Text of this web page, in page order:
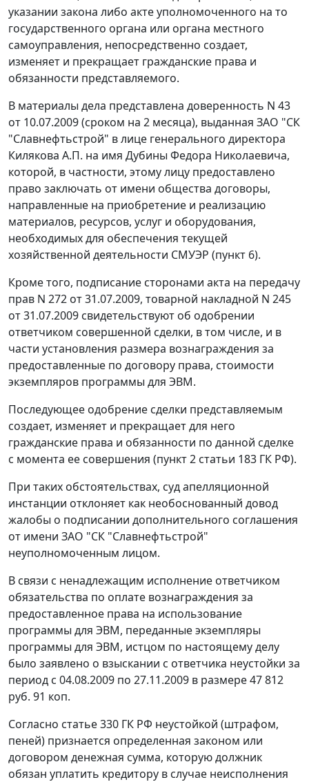
указании закона либо акте уполномоченного на то
государственного органа или органа местного
самоуправления, непосредственно создает,
изменяет и прекращает гражданские права и
обязанности представляемого.
В материалы дела представлена доверенность N 43
от 10.07.2009 (сроком на 2 месяца), выданная ЗАО "СК
"Славнефтьстрой" в лице генерального директора
Килякова А.П. на имя Дубины Федора Николаевича,
которой, в частности, этому лицу предоставлено
право заключать от имени общества договоры,
направленные на приобретение и реализацию
материалов, ресурсов, услуг и оборудования,
необходимых для обеспечения текущей
хозяйственной деятельности СМУЭР (пункт 6).
Кроме того, подписание сторонами акта на передачу
прав N 272 от 31.07.2009, товарной накладной N 245
от 31.07.2009 свидетельствуют об одобрении
ответчиком совершенной сделки, в том числе, и в
части установления размера вознаграждения за
предоставленные по договору права, стоимости
экземпляров программы для ЭВМ.
Последующее одобрение сделки представляемым
создает, изменяет и прекращает для него
гражданские права и обязанности по данной сделке
с момента ее совершения (пункт 2 статьи 183 ГК РФ).
При таких обстоятельствах, суд апелляционной
инстанции отклоняет как необоснованный довод
жалобы о подписании дополнительного соглашения
от имени ЗАО "СК "Славнефтьстрой"
неуполномоченным лицом.
В связи с ненадлежащим исполнение ответчиком
обязательства по оплате вознаграждения за
предоставленное права на использование
программы для ЭВМ, переданные экземпляры
программы для ЭВМ, истцом по настоящему делу
было заявлено о взыскании с ответчика неустойки за
период с 04.08.2009 по 27.11.2009 в размере 47 812
руб. 91 коп.
Согласно статье 330 ГК РФ неустойкой (штрафом,
пеней) признается определенная законом или
договором денежная сумма, которую должник
обязан уплатить кредитору в случае неисполнения